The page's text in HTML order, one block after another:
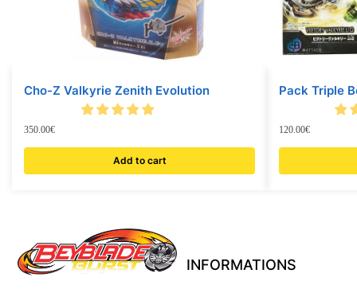
Cho-Z Valkyrie Zenith Evolution
350.00€
Add to cart
Pack Triple
120.00€
INFORMATIONS